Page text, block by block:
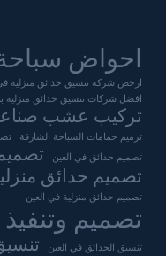
احواض
ارخص شركة تنسيق حدائق منزلية
افضل شركات تنسيق حدائق منزلية
تركيب عشب
ترميم حمامات السباحة الشارقة
تصميم حدائق في العين
تصميم حدائق
تصميم حدائق منزلية في العين
تصميم
تنسيق الحدائق في العين